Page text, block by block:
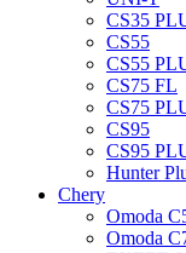
CS35
CS55
CS55
CS75 FL
CS75
CS95
CS95
Hunter
Chery
Omoda
Omoda